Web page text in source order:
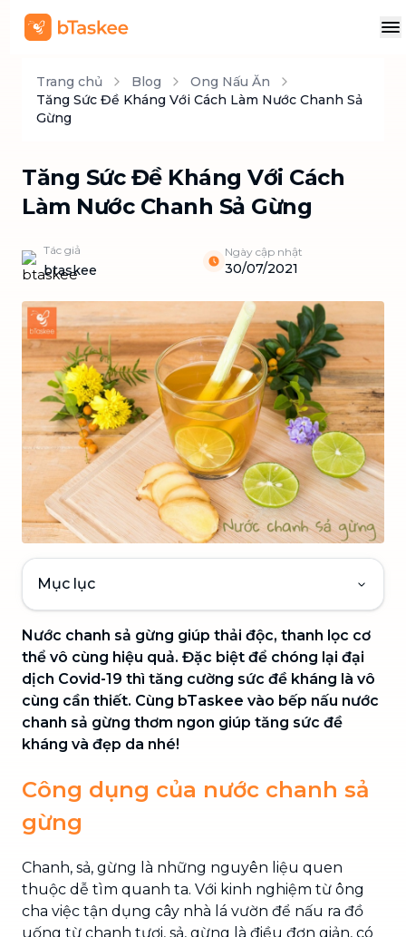
Trang chủ Blog
Ong Nấu Ăn
Tăng Sức Đề Kháng Với Cách Làm Nước Chanh Sả
Gừng
Tăng Sức Đề Kháng Với Cách
Làm Nước Chanh Sả Gừng
Tác giả
btaskee
Ngày cập nhật
30/07/2021
Mục lục
Nước chanh sả gừng giúp thải độc, thanh lọc cơ
thể vô cùng hiệu quả. Đặc biệt để chóng lại đại
dịch Covid-19 thì tăng cường sức đề kháng là vô
cùng cần thiết. Cùng bTaskee vào bếp nấu nước
chanh sả gừng thơm ngon giúp tăng sức đề
kháng và đẹp da nhé!
Công dụng của nước chanh sả
gừng
Chanh, sả, gừng là những nguyên liệu quen
thuộc dễ tìm quanh ta. Với kinh nghiệm từ ông
cha việc tận dụng cây nhà lá vườn để nấu ra đồ
uống từ chanh tươi, sả, gừng là điều đơn giản, có